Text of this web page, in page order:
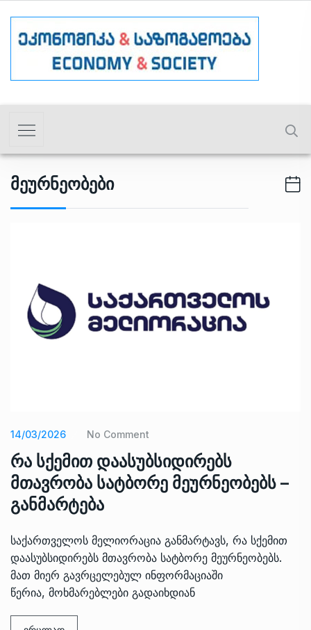
Მეურნეობები
14/03/2026 No Comment
რა სქემით დაასუბსიდირებს
მთავრობა სატბორე მეურნეობებს –
განმარტება
საქართველოს მელიორაცია განმარტავს, რა სქემით
დაასუბსიდირებს მთავრობა სატბორე მეურნეობებს.
მათ მიერ გავრცელებულ ინფორმაციაში
წერია, მოხმარებლები გადაიხდიან